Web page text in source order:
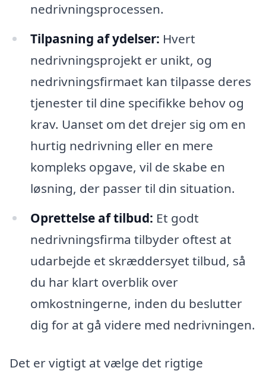
nedrivningsprocessen.
Tilpasning af ydelser: Hvert
nedrivningsprojekt er unikt, og
nedrivningsfirmaet kan tilpasse deres
tjenester til dine specifikke behov og
krav. Uanset om det drejer sig om en
hurtig nedrivning eller en mere
kompleks opgave, vil de skabe en
løsning, der passer til din situation.
Oprettelse af tilbud: Et godt
nedrivningsfirma tilbyder oftest at
udarbejde et skræddersyet tilbud, så
du har klart overblik over
omkostningerne, inden du beslutter
dig for at gå videre med nedrivningen.
Det er vigtigt at vælge det rigtige